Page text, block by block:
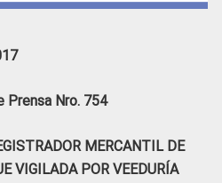
Prensa Nro. 754
MERCANTIL DE
VIGILADA POR VEEDURÍA